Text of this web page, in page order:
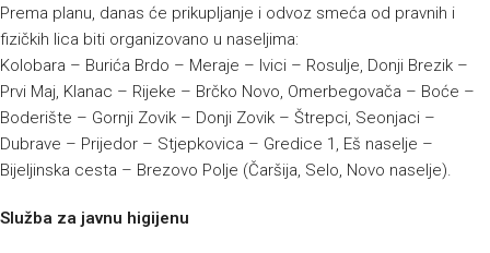
Prema planu, danas će prikupljanje i odvoz smeća od pravnih i
fizičkih lica biti organizovano u naseljima:
Kolobara – Burića Brdo – Meraje – Ivici – Rosulje, Donji Brezik –
Prvi Maj, Klanac – Rijeke – Brčko Novo, Omerbegovača – Boće –
Boderište – Gornji Zovik – Donji Zovik – Štrepci, Seonjaci –
Dubrave – Prijedor – Stjepkovica – Gredice 1, Eš naselje –
Bijeljinska cesta – Brezovo Polje (Čaršija, Selo, Novo naselje).
Služba za javnu higijenu